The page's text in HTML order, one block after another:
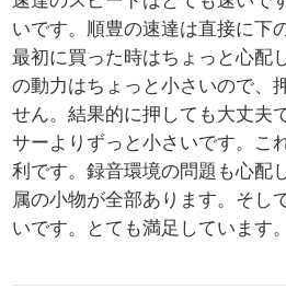
いです。順豊の速達は直接に下
最初に買った時はちょっと心配
の動力はちょっと小さいので、
せん。結果的に押しても大丈夫
サーよりずっと小さいです。こ
利です。録音環境の問題も心配
属の小物が全部あります。そし
いです。とても満足しています。